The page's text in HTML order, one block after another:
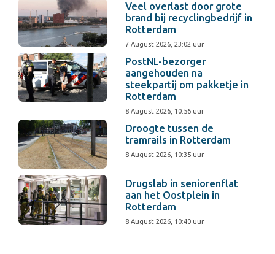
Veel overlast door grote
brand bij recyclingbedrijf in
Rotterdam
7 August 2026, 23:02 uur
PostNL-bezorger
aangehouden na
steekpartij om pakketje in
Rotterdam
8 August 2026, 10:56 uur
Droogte tussen de
tramrails in Rotterdam
8 August 2026, 10:35 uur
Drugslab in seniorenflat
aan het Oostplein in
Rotterdam
8 August 2026, 10:40 uur